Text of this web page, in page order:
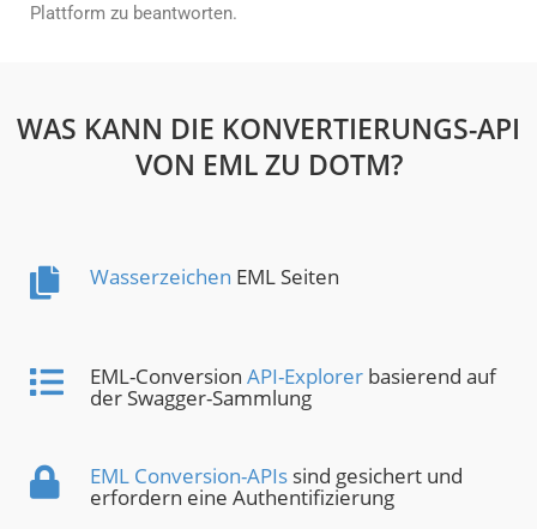
Plattform zu beantworten.
WAS KANN DIE KONVERTIERUNGS-API
VON EML ZU DOTM?
Wasserzeichen EML Seiten
EML-Conversion API-Explorer basierend auf
der Swagger-Sammlung
EML Conversion-APIs sind gesichert und
erfordern eine Authentifizierung